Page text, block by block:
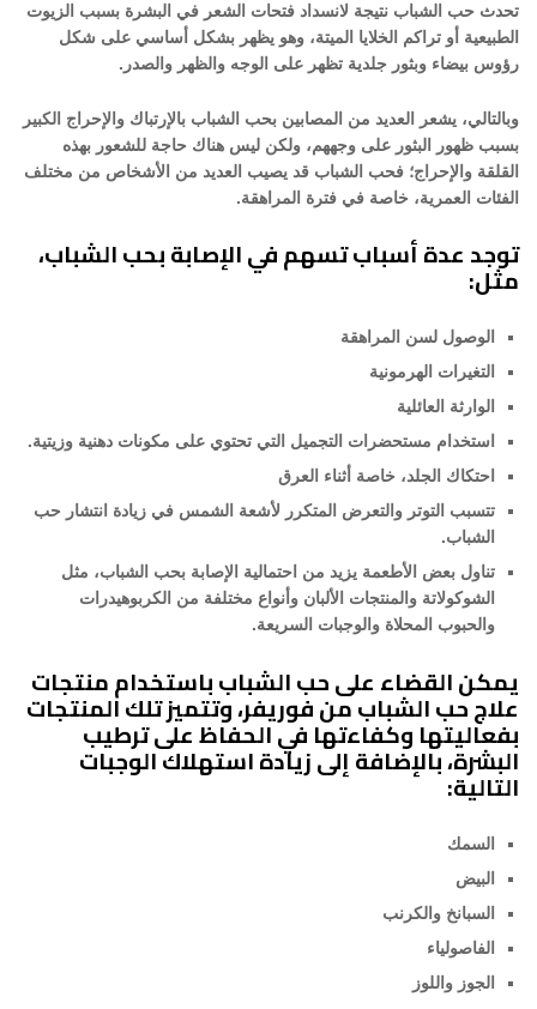
تحدث حب الشباب نتيجة لانسداد فتحات الشعر في البشرة بسبب الزيوت
الطبيعية أو تراكم الخلايا الميتة، وهو يظهر بشكل أساسي على شكل
رؤوس بيضاء وبثور جلدية تظهر على الوجه والظهر والصدر.
وبالتالي، يشعر العديد من المصابين بحب الشباب بالإرتباك والإحراج الكبير
بسبب ظهور البثور على وجههم، ولكن ليس هناك حاجة للشعور بهذه
القلقة والإحراج؛ فحب الشباب قد يصيب العديد من الأشخاص من مختلف
الفئات العمرية، خاصة في فترة المراهقة.
توجد عدة أسباب تسهم في الإصابة بحب الشباب،
مثل:
الوصول لسن المراهقة
التغيرات الهرمونية
الوارثة العائلية
استخدام مستحضرات التجميل التي تحتوي على مكونات دهنية وزيتية.
احتكاك الجلد، خاصة أثناء العرق
تتسبب التوتر والتعرض المتكرر لأشعة الشمس في زيادة انتشار حب
الشباب.
تناول بعض الأطعمة يزيد من احتمالية الإصابة بحب الشباب، مثل
الشوكولاتة والمنتجات الألبان وأنواع مختلفة من الكربوهيدرات
والحبوب المحلاة والوجبات السريعة.
يمكن القضاء على حب الشباب باستخدام منتجات
علاج حب الشباب من فوريفر، وتتميز تلك المنتجات
بفعاليتها وكفاءتها في الحفاظ على ترطيب
البشرة، بالإضافة إلى زيادة استهلاك الوجبات
التالية:
السمك
البيض
السبانخ والكرنب
الفاصولياء
الجوز واللوز